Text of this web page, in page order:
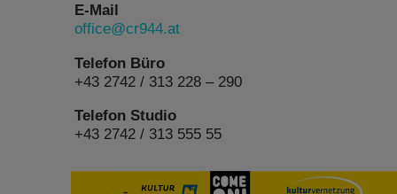
E-Mail
office@cr944.at
Telefon Büro
+43 2742 / 313 228 – 290
Telefon Studio
+43 2742 / 313 555 55